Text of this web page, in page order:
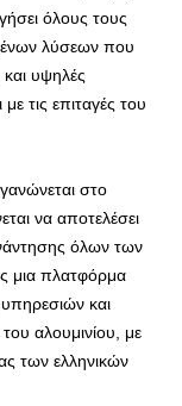
όλους τους
λύσεων που
και υψηλές
τις επιταγές του
στο
να αποτελέσει
όλων των
μια πλατφόρμα
και
αλουμινίου, με
των ελληνικών